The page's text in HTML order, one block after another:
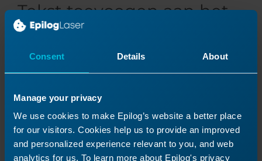
Consent Details About
Manage your privacy
We use cookies to make Epilog’s website a better place
for our visitors. Cookies help us to provide an improved
and personalized experience relevant to you, and web
analytics for us. To learn more about Epilog's privacy
Tekst toevoegen aan het
kunstwerk
Nu kunnen we tekst toevoegen. Klik op het
tekstgereedschap in de werkbalk aan de
Maak een tekstvak door naast het hert te
klikken en een rechthoek te slepen.